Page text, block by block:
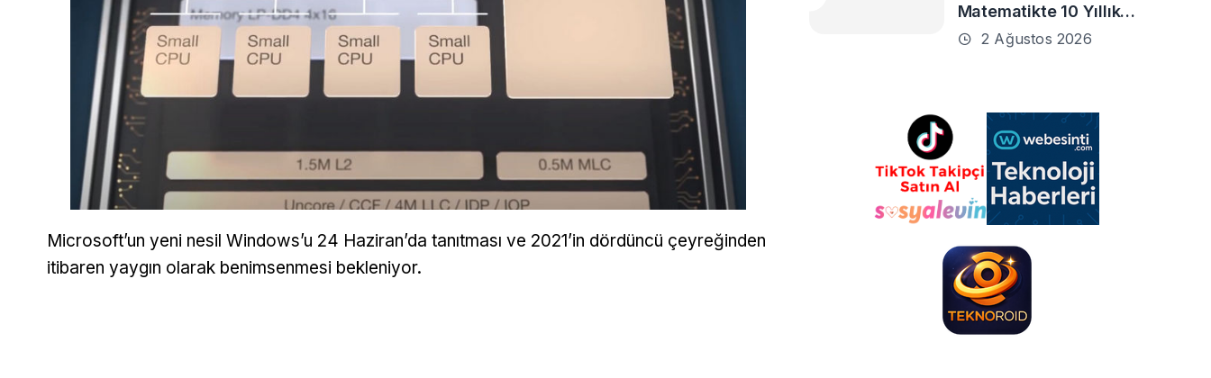
Microsoft’un yeni nesil Windows’u 24 Haziran’da tanıtması ve 2021’in dördüncü çeyreğinden
itibaren yaygın olarak benimsenmesi bekleniyor.
Matematikte 10 Yıllık
Problemleri Çözmeye
2 Ağustos 2026